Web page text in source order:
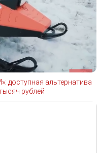
доступная альтернатива
рублей